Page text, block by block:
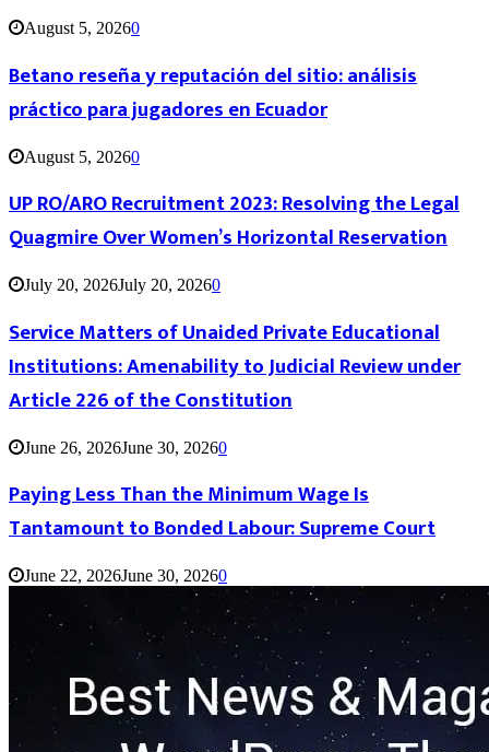
August 5, 20260
Betano reseña y reputación del sitio: análisis
práctico para jugadores en Ecuador
August 5, 20260
UP RO/ARO Recruitment 2023: Resolving the Legal
Quagmire Over Women’s Horizontal Reservation
July 20, 2026July 20, 20260
Service Matters of Unaided Private Educational
Institutions: Amenability to Judicial Review under
Article 226 of the Constitution
June 26, 2026June 30, 20260
Paying Less Than the Minimum Wage Is
Tantamount to Bonded Labour: Supreme Court
June 22, 2026June 30, 20260